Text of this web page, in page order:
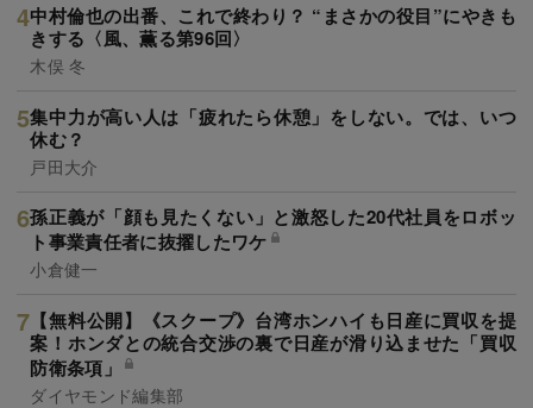
中村倫也の出番、これで終わり？ “まさかの役目”にやきも
きする〈風、薫る第96回〉
木俣 冬
集中力が高い人は「疲れたら休憩」をしない。では、いつ
休む？
戸田大介
孫正義が「顔も見たくない」と激怒した20代社員をロボッ
ト事業責任者に抜擢したワケ
小倉健一
【無料公開】《スクープ》台湾ホンハイも日産に買収を提
案！ホンダとの統合交渉の裏で日産が滑り込ませた「買収
防衛条項」
ダイヤモンド編集部